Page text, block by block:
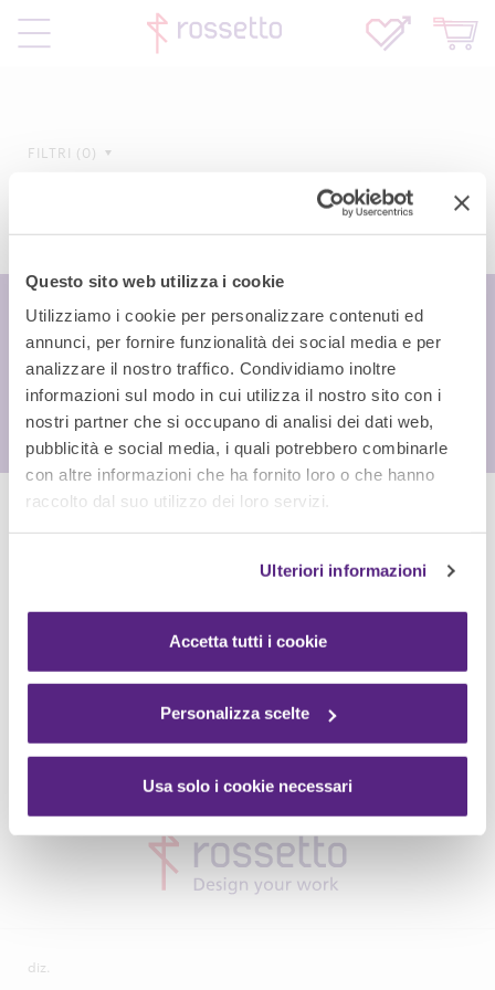
Questo sito web utilizza i cookie
Utilizziamo i cookie per personalizzare contenuti ed
annunci, per fornire funzionalità dei social media e per
analizzare il nostro traffico. Condividiamo inoltre
informazioni sul modo in cui utilizza il nostro sito con i
nostri partner che si occupano di analisi dei dati web,
pubblicità e social media, i quali potrebbero combinarle
con altre informazioni che ha fornito loro o che hanno
raccolto dal suo utilizzo dei loro servizi.
Ulteriori informazioni
Accetta tutti i cookie
Personalizza scelte
Usa solo i cookie necessari
FILTRI 0
diz.